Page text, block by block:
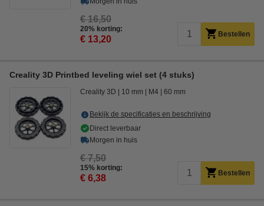
€ 16,50
20% korting:
€ 13,20 Bestellen
Creality 3D Printbed leveling wiel set (4 stuks)
Creality 3D 10 mm M4 60 mm
Bekijk de specificaties en beschrijving
Direct leverbaar
Morgen in huis
€ 7,50
15% korting:
€ 6,38 Bestellen